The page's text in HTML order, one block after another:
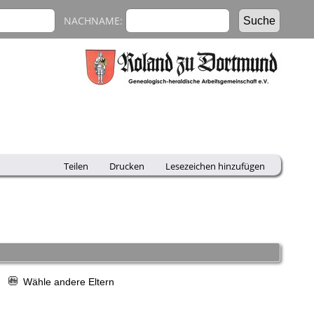
NACHNAME:
Teilen Drucken Lesezeichen hinzufügen
Wähle andere Eltern